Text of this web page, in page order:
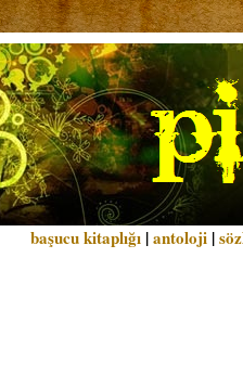
başucu kitaplığı |antoloji |